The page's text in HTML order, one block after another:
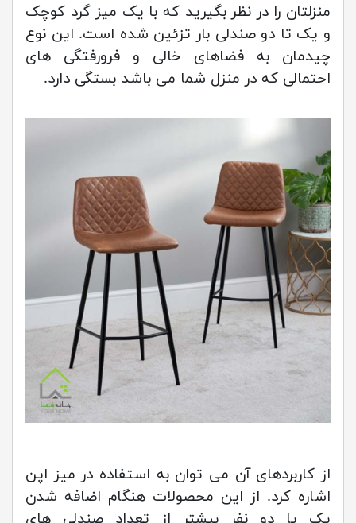
منزلتان را در نظر بگیرید که با یک میز گرد کوچک
و یک تا دو صندلی بار تزئین شده است. این نوع
چیدمان به فضاهای خالی و فرورفتگی های
احتمالی که در منزل شما می باشد بستگی دارد.
از کاربردهای آن می توان به استفاده در میز اپن
اشاره کرد. از این محصولات هنگام اضافه شدن